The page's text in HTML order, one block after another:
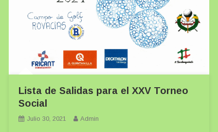
Lista de Salidas para el XXV Torneo
Social
Julio 30, 2021 Admin